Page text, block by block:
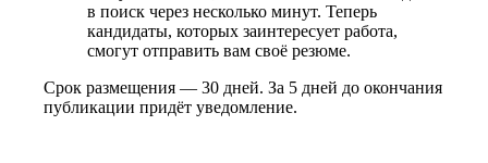
в поиск через несколько минут. Теперь
кандидаты, которых заинтересует работа,
смогут отправить вам своё резюме.
Срок размещения — 30 дней. За 5 дней до окончания
публикации придёт уведомление.